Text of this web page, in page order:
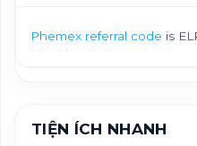
Phemex referral code is
TIỆN ÍCH NHANH